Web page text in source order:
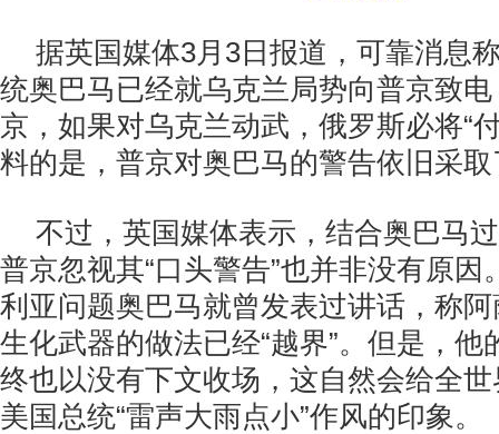
据英国媒体3月3日报道，可靠消息
统奥巴马已经就乌克兰局势向普京致电
京，如果对乌克兰动武，俄罗斯必将“
料的是，普京对奥巴马的警告依旧采
不过，英国媒体表示，结合奥巴马
普京忽视其“口头警告”也并非没有原因
利亚问题奥巴马就曾发表过讲话，称
生化武器的做法已经“越界”。但是，他
终也以没有下文收场，这自然会给全
美国总统“雷声大雨点小”作风的印象。